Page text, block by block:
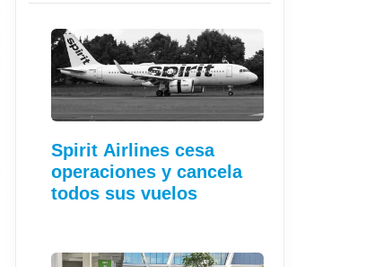
Spirit Airlines cesa
operaciones y cancela
todos sus vuelos